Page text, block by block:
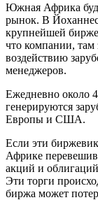
Южная Африка
рынок. В
крупнейшей
что компании, там
воздействию
менеджеров.
Ежедневно около
генерируются
Европы и США.
Если эти
Африке
акций и
Эти торги
биржа может